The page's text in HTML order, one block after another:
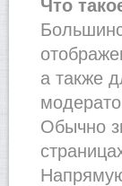
Что
а также
Обычно